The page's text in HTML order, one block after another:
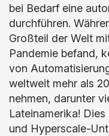
bei Bedarf eine
durchführen.
Großteil der Welt
Pandemie befand,
von
weltweit mehr als
nehmen, darunter
Lateinamerika!
und Hyperscale-